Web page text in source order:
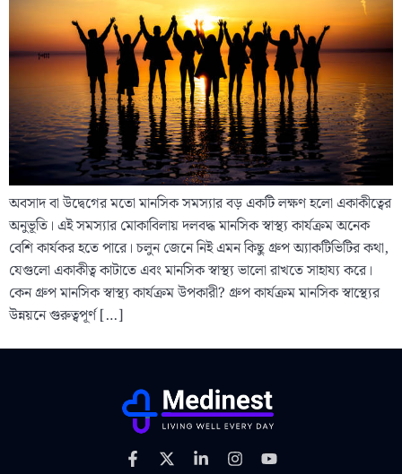
অবসাদ বা উদ্বেগের মতো মানসিক সমস্যার বড় একটি লক্ষণ হলো একাকীত্বের
অনুভূতি। এই সমস্যার মোকাবিলায় দলবদ্ধ মানসিক স্বাস্থ্য কার্যক্রম অনেক
বেশি কার্যকর হতে পারে। চলুন জেনে নিই এমন কিছু গ্রুপ অ্যাকটিভিটির কথা,
যেগুলো একাকীত্ব কাটাতে এবং মানসিক স্বাস্থ্য ভালো রাখতে সাহায্য করে।
কেন গ্রুপ মানসিক স্বাস্থ্য কার্যক্রম উপকারী? গ্রুপ কার্যক্রম মানসিক স্বাস্থ্যের
উন্নয়নে গুরুত্বপূর্ণ […]